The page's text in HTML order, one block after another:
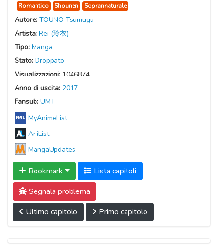
Romantico
Shounen Soprannaturale
Autore: TOUNO Tsumugu
Artista: Rei (玲衣)
Tipo: Manga
Stato: Droppato
Visualizzazioni: 1046874
Anno di uscita: 2017
Fansub: UMT
MyAnimeList
AniList
MangaUpdates
Bookmark
Lista capitoli
Segnala problema
Ultimo capitolo
Primo capitolo